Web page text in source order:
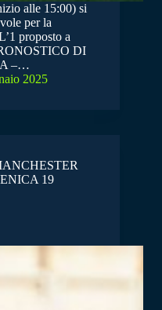
alle 15:00) si
per la
proposto a
DI
A –…
2025
19